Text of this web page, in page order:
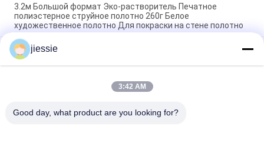
3.2м Большой формат Эко-растворитель Печатное
полиэстерное струйное полотно 260г Белое
художественное полотно Для покраски на стене полотно
Эко растворитель Большой формат печати 3,2 м
полиэстер холст искусство холст стенный холст 260 гм
Для декорации
Водостойкий чистый холст хлопка 380GSM не
jiessie
3:42 AM
Good day, what product are you looking for?